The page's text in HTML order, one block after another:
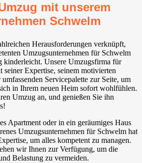
mit unserem
Schwelm
Herausforderungen verknüpft,
Umzugsunternehmen für Schwelm
kinderleicht. Unsere Umzugsfirma für
seiner Expertise, seinem motivierten
Servicepalette zur Seite, um
in Ihrem neuen Heim sofort wohlfühlen.
Umzug an, und genießen Sie ihn
Apartment oder in ein geräumiges Haus
Umzugsunternehmen für Schwelm hat
um alles kompetent zu managen.
wir Ihnen zur Verfügung, um die
Belastung zu vermeiden.